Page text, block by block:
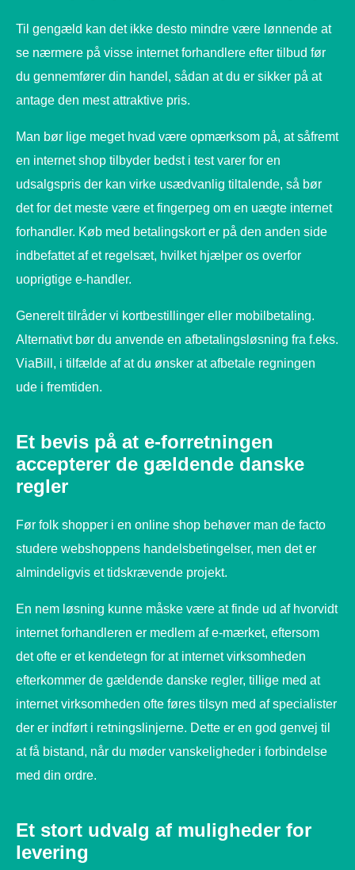
Til gengæld kan det ikke desto mindre være lønnende at
se nærmere på visse internet forhandlere efter tilbud før
du gennemfører din handel, sådan at du er sikker på at
antage den mest attraktive pris.
Man bør lige meget hvad være opmærksom på, at såfremt
en internet shop tilbyder bedst i test varer for en
udsalgspris der kan virke usædvanlig tiltalende, så bør
det for det meste være et fingerpeg om en uægte internet
forhandler. Køb med betalingskort er på den anden side
indbefattet af et regelsæt, hvilket hjælper os overfor
uoprigtige e-handler.
Generelt tilråder vi kortbestillinger eller mobilbetaling.
Alternativt bør du anvende en afbetalingsløsning fra f.eks.
ViaBill, i tilfælde af at du ønsker at afbetale regningen
ude i fremtiden.
Et bevis på at e-forretningen
accepterer de gældende danske
regler
Før folk shopper i en online shop behøver man de facto
studere webshoppens handelsbetingelser, men det er
almindeligvis et tidskrævende projekt.
En nem løsning kunne måske være at finde ud af hvorvidt
internet forhandleren er medlem af e-mærket, eftersom
det ofte er et kendetegn for at internet virksomheden
efterkommer de gældende danske regler, tillige med at
internet virksomheden ofte føres tilsyn med af specialister
der er indført i retningslinjerne. Dette er en god genvej til
at få bistand, når du møder vanskeligheder i forbindelse
med din ordre.
Et stort udvalg af muligheder for
levering